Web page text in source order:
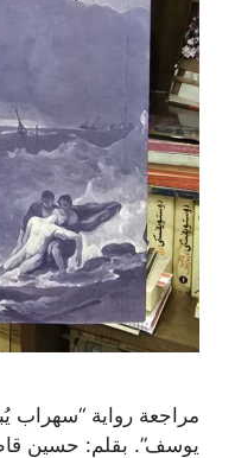
مراجعة رواية “سهراب
يوسف”. بقلم: حسين